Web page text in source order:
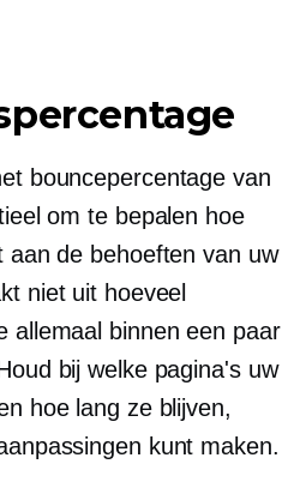
bouncepercentage van
om te bepalen hoe
aan de behoeften van uw
niet uit hoeveel
allemaal binnen een paar
bij welke pagina's uw
hoe lang ze blijven,
kunt maken.